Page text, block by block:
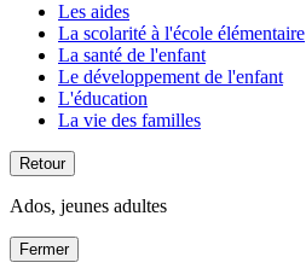
Les aides
La scolarité à l'école élémentaire
La santé de l'enfant
Le développement de l'enfant
L'éducation
La vie des familles
Retour
Ados, jeunes adultes
Fermer